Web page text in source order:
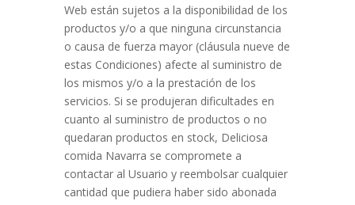
Web están sujetos a la disponibilidad de los
productos y/o a que ninguna circunstancia
o causa de fuerza mayor (cláusula nueve de
estas Condiciones) afecte al suministro de
los mismos y/o a la prestación de los
servicios. Si se produjeran dificultades en
cuanto al suministro de productos o no
quedaran productos en stock, Deliciosa
comida Navarra se compromete a
contactar al Usuario y reembolsar cualquier
cantidad que pudiera haber sido abonada